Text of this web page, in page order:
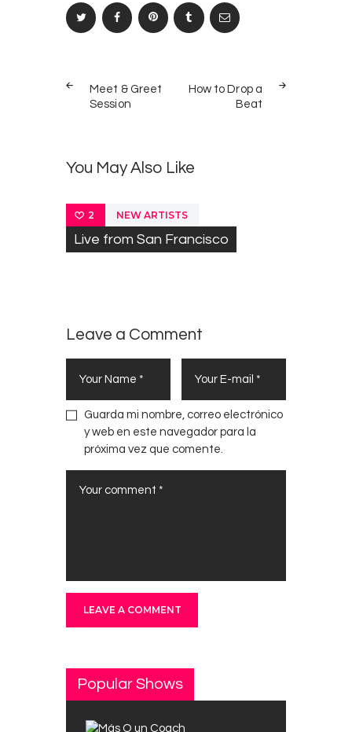
de
entradas
POST
Meet & Greet
Session
POST
How to Drop a
Beat
You May Also Like
2 NEW ARTISTS
Live from San Francisco
Leave a Comment
Guarda mi nombre, correo electrónico
y web en este navegador para la
próxima vez que comente.
Popular Shows